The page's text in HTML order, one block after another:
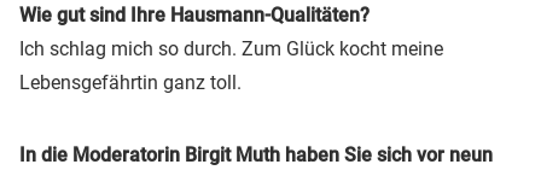
Wie gut sind Ihre Hausmann-Qualitäten?
Ich schlag mich so durch. Zum Glück kocht meine
Lebensgefährtin ganz toll.
In die Moderatorin Birgit Muth haben Sie sich vor neun